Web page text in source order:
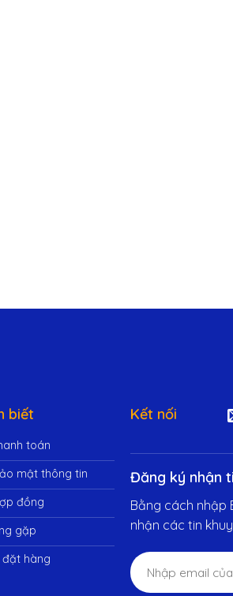
biết
toán
mật thông tin
đồng
gặp
hàng
Kết nối
Đăng ký nhận
Bằng cách nhập
nhận các tin